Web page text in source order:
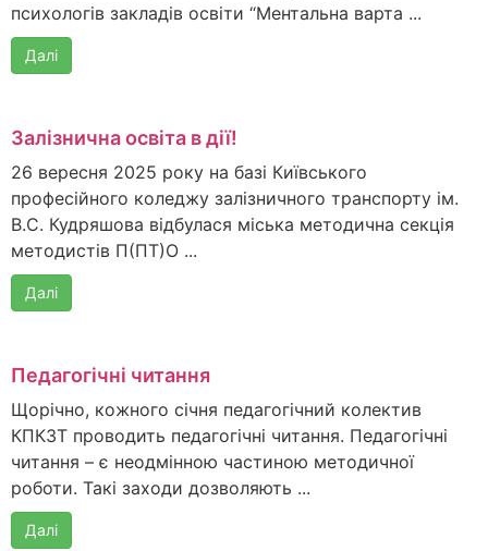
психологів закладів освіти “Ментальна варта ...
Далі
Залізнична освіта в дії!
26 вересня 2025 року на базі Київського
професійного коледжу залізничного транспорту ім.
В.С. Кудряшова відбулася міська методична секція
методистів П(ПТ)О ...
Далі
Педагогічні читання
Щорічно, кожного січня педагогічний колектив
КПКЗТ проводить педагогічні читання. Педагогічні
читання – є неодмінною частиною методичної
роботи. Такі заходи дозволяють ...
Далі